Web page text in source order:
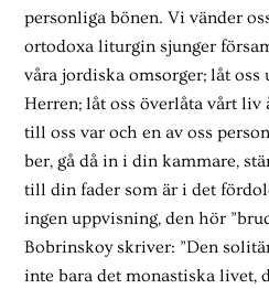
personliga bönen. Vi vänder
ortodoxa liturgin sjunger
våra jordiska omsorger; låt
Herren; låt oss överlåta vårt liv
till oss var och en av oss
ber, gå då in i din kammare,
till din fader som är i det
ingen uppvisning, den hör
Bobrinskoy skriver: ”Den
inte bara det monastiska livet,